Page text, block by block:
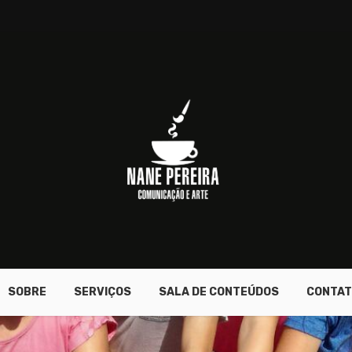
SOBRE SERVIÇOS SALA DE CONTEÚDOS